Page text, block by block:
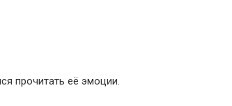
прочитать её эмоции.